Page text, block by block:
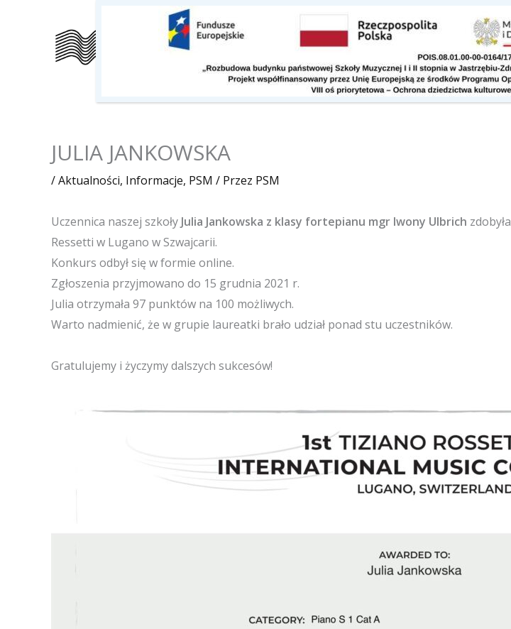
Szkoła O nas Kontakt Do pobrania
JULIA JANKOWSKA
/Aktualności, Informacje, PSM / Przez PSM
Uczennica naszej szkoły Julia Jankowska z klasy fortepianu mgr Iwony Ulbrich zdobyła
Ressetti w Lugano w Szwajcarii.
Konkurs odbył się w formie online.
Zgłoszenia przyjmowano do 15 grudnia 2021 r.
Julia otrzymała 97 punktów na 100 możliwych.
Warto nadmienić, że w grupie laureatki brało udział ponad stu uczestników.
Gratulujemy i życzymy dalszych sukcesów!